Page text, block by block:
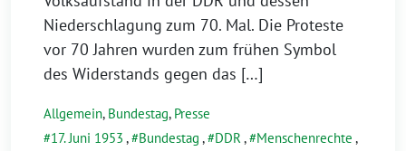
Niederschlagung zum 70. Mal. Die Proteste
vor 70 Jahren wurden zum frühen Symbol
des Widerstands gegen das […]
Allgemein, Bundestag, Presse
17. Juni 1953 , Bundestag , DDR, Menschenrechte ,